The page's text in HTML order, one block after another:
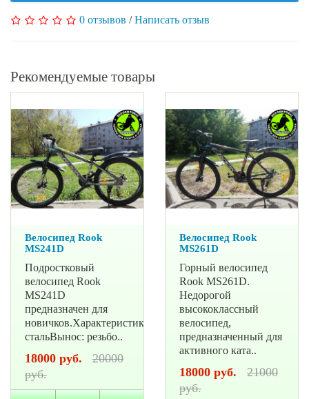
0 отзывов /Написать отзыв
Рекомендуемые товары
Велосипед Rook
MS241D
Подростковый
велосипед Rook
MS241D
предназначен для
новичков.Характеристики:Рама:
стальВынос: резьбо..
18000 руб.
20000
руб.
Велосипед Rook
MS261D
Горный велосипед
Rook MS261D.
Недорогой
высококлассный
велосипед,
предназначенный для
активного ката..
18000 руб.
21000
руб.